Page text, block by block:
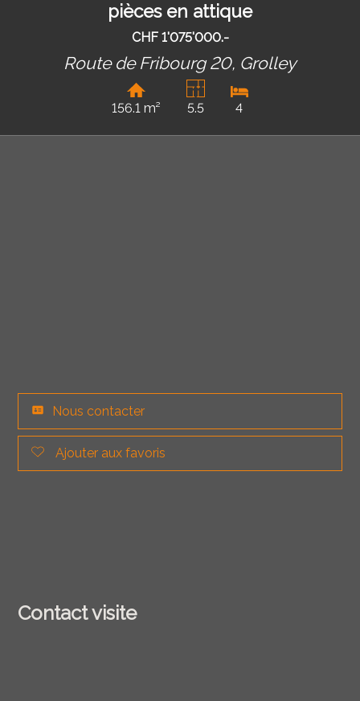
pièces en attique
CHF 1'075'000.-
Route de Fribourg 20, Grolley
156.1 m² 5.5 4
Nous contacter
Ajouter aux favoris
Contact visite